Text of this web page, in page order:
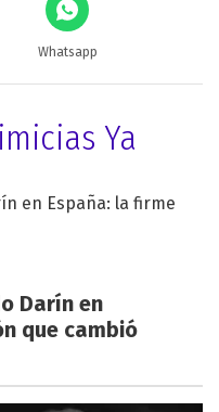
Whatsapp
Ya
Darín en
que cambió